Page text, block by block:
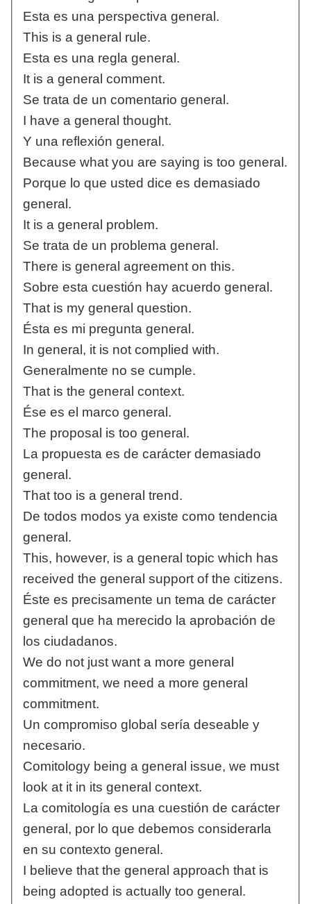
Esta es una perspectiva general.
This is a general rule.
Esta es una regla general.
It is a general comment.
Se trata de un comentario general.
I have a general thought.
Y una reflexión general.
Because what you are saying is too general.
Porque lo que usted dice es demasiado
general.
It is a general problem.
Se trata de un problema general.
There is general agreement on this.
Sobre esta cuestión hay acuerdo general.
That is my general question.
Ésta es mi pregunta general.
In general, it is not complied with.
Generalmente no se cumple.
That is the general context.
Ése es el marco general.
The proposal is too general.
La propuesta es de carácter demasiado
general.
That too is a general trend.
De todos modos ya existe como tendencia
general.
This, however, is a general topic which has
received the general support of the citizens.
Éste es precisamente un tema de carácter
general que ha merecido la aprobación de
los ciudadanos.
We do not just want a more general
commitment, we need a more general
commitment.
Un compromiso global sería deseable y
necesario.
Comitology being a general issue, we must
look at it in its general context.
La comitología es una cuestión de carácter
general, por lo que debemos considerarla
en su contexto general.
I believe that the general approach that is
being adopted is actually too general.